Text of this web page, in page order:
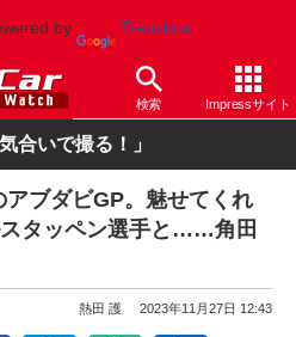
by Translate
検索 Impressサイト
F1
合いで撮る！」
ブダビGP。魅せてくれ
タッペン選手と……角田
熱田 護 2023年11月27日 12:43